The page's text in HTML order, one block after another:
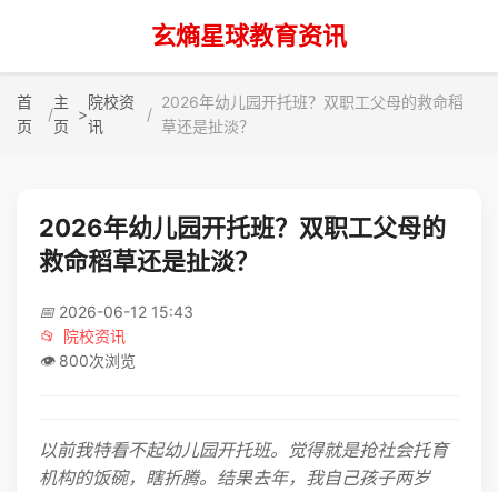
玄熵星球教育资讯
首
页
主
页
>
院校资
讯
2026年幼儿园开托班？双职工父母的救命稻
草还是扯淡？
2026年幼儿园开托班？双职工父母的
救命稻草还是扯淡？
📅 2026-06-12 15:43
📂
院校资讯
👁️ 800次浏览
以前我特看不起幼儿园开托班。觉得就是抢社会托育
机构的饭碗，瞎折腾。结果去年，我自己孩子两岁